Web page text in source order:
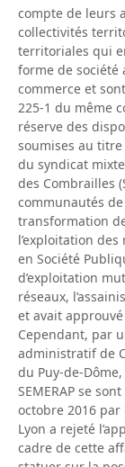
compte de leurs
collectivités
territoriales qui
forme de société
commerce et
225-1 du même
réserve des
soumises au titre
du syndicat
des Combrailles
communautés
transformation
l’exploitation des
en Société
d’exploitation
réseaux,
et avait
Cependant, par
administratif de
du Puy-de-
SEMERAP se
octobre 2016
Lyon a rejeté
cadre de cette